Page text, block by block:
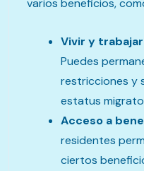
Vivir y
Puedes
restricciones y
estatus
Acceso a
residentes
ciertos